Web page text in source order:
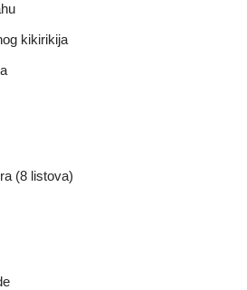
kikirikija
(8 listova)